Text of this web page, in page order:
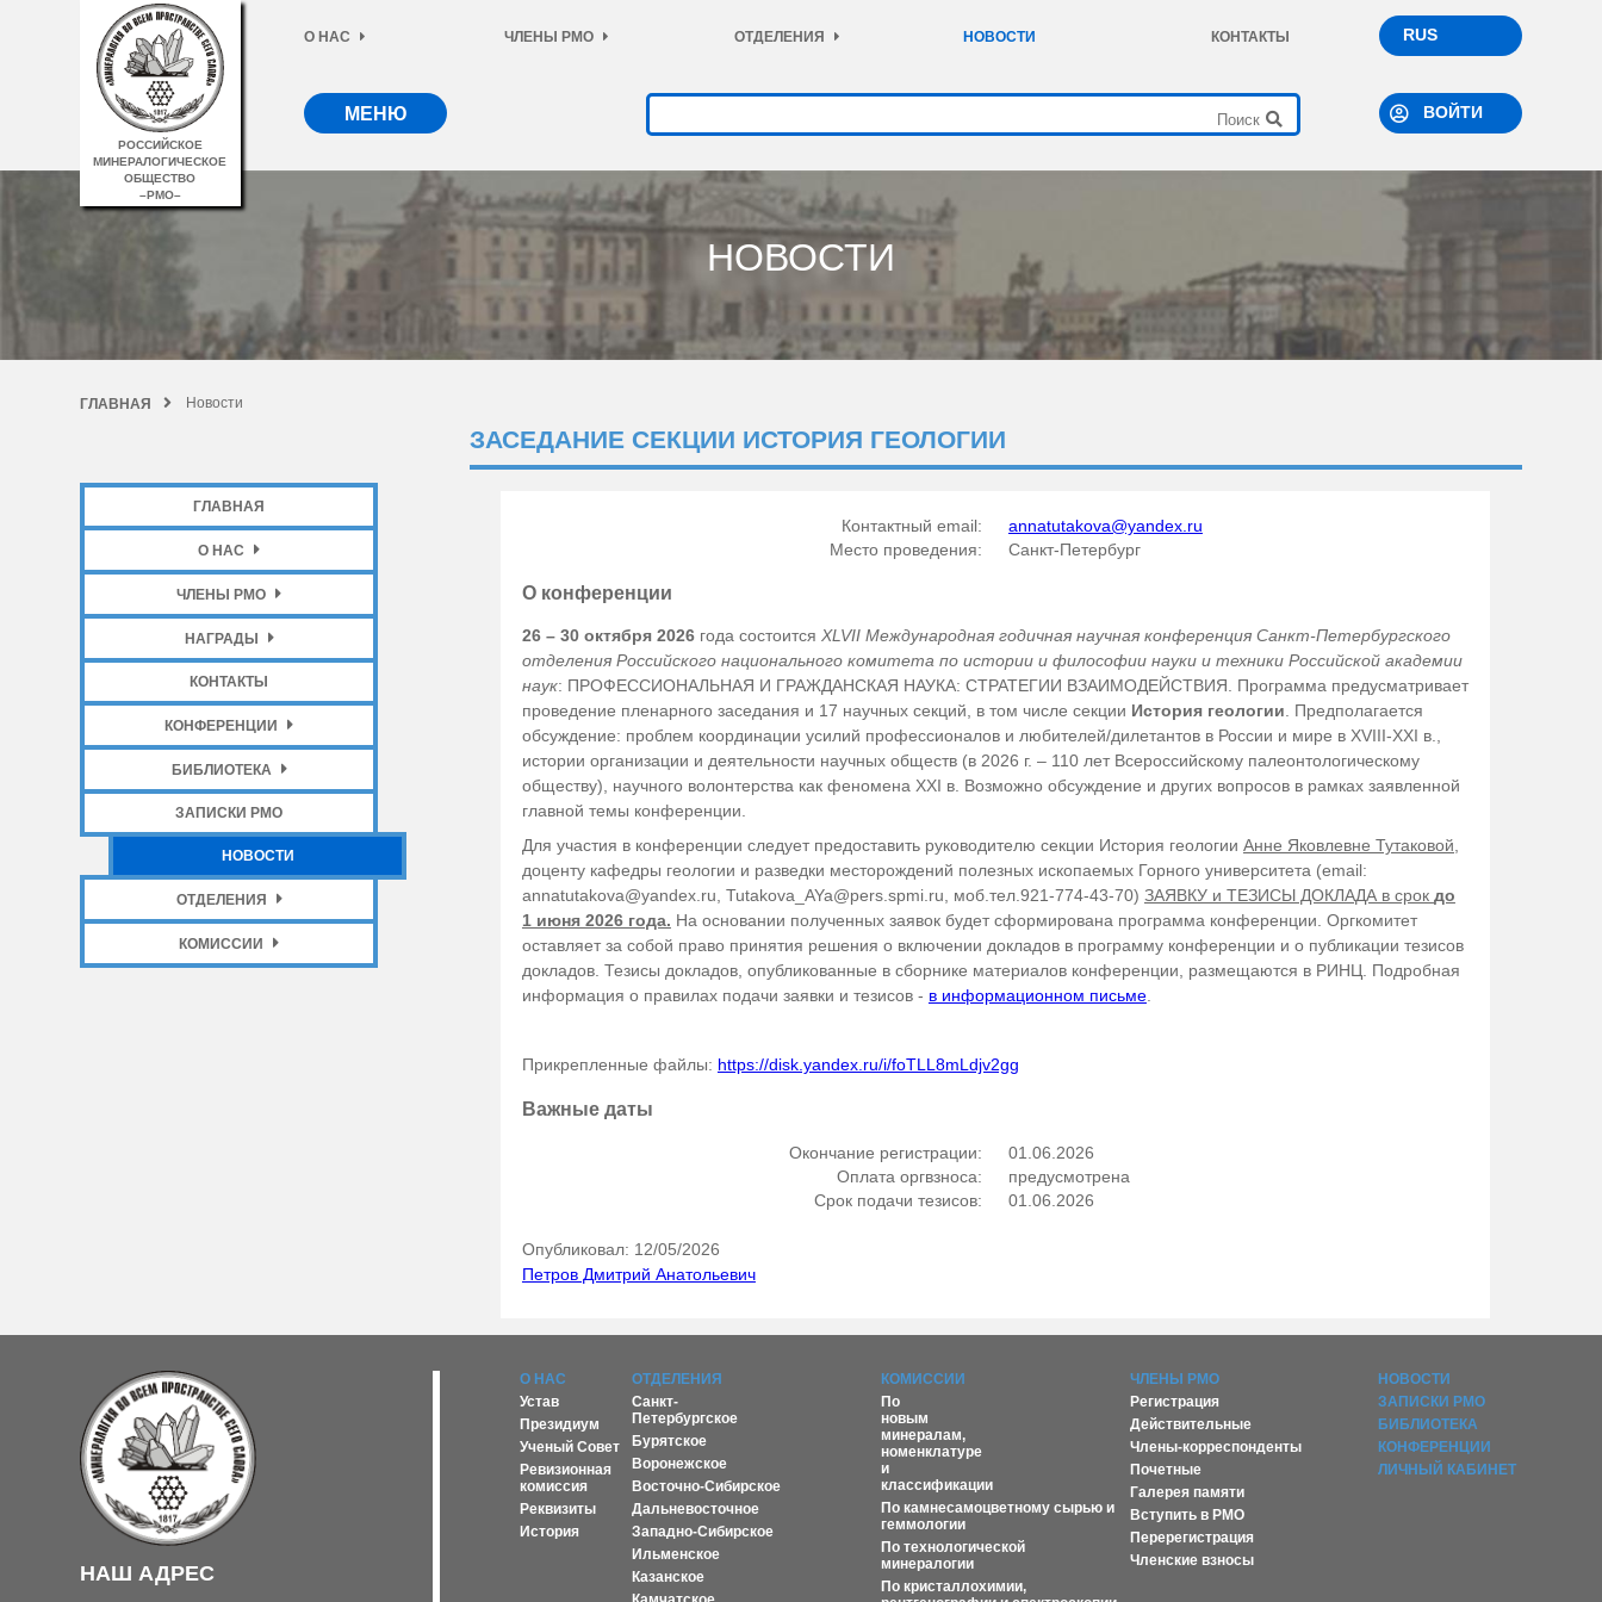
РОССИЙСКОЕ
МИНЕРАЛОГИЧЕСКОЕ
ОБЩЕСТВО
–РМО–
О НАС ЧЛЕНЫ РМО ОТДЕЛЕНИЯ НОВОСТИ КОНТАКТЫ RUS
МЕНЮ ВОЙТИ
НОВОСТИ
ГЛАВНАЯ Новости
ГЛАВНАЯ
О НАС
ЧЛЕНЫ РМО
НАГРАДЫ
КОНТАКТЫ
КОНФЕРЕНЦИИ
БИБЛИОТЕКА
ЗАПИСКИ РМО
НОВОСТИ
ОТДЕЛЕНИЯ
КОМИССИИ
ЗАСЕДАНИЕ СЕКЦИИ ИСТОРИЯ ГЕОЛОГИИ
Контактный email:
annatutakova@yandex.ru
Место проведения:
Санкт-Петербург
О конференции
26 – 30 октября 2026года состоится XLVII Международная годичная научная конференция Санкт-Петербургского
отделения Российского национального комитета по истории и философии науки и техники Российской академии
наук: ПРОФЕССИОНАЛЬНАЯ И ГРАЖДАНСКАЯ НАУКА: СТРАТЕГИИ ВЗАИМОДЕЙСТВИЯ. Программа предусматривает
проведение пленарного заседания и 17 научных секций, в том числе секции История геологии. Предполагается
обсуждение: проблем координации усилий профессионалов и любителей/дилетантов в России и мире в XVIII-XXI в.,
истории организации и деятельности научных обществ (в 2026 г. – 110 лет Всероссийскому палеонтологическому
обществу), научного волонтерства как феномена XXI в. Возможно обсуждение и других вопросов в рамках заявленной
главной темы конференции.
Для участия в конференции следует предоставить руководителю секции История геологии Анне Яковлевне Тутаковой,
доценту кафедры геологии и разведки месторождений полезных ископаемых Горного университета (email:
annatutakova@yandex.ru, Tutakova_AYa@pers.spmi.ru, моб.тел.921-774-43-70) ЗАЯВКУ и ТЕЗИСЫ ДОКЛАДА в срок до
1 июня 2026 года. На основании полученных заявок будет сформирована программа конференции. Оргкомитет
оставляет за собой право принятия решения о включении докладов в программу конференции и о публикации тезисов
докладов. Тезисы докладов, опубликованные в сборнике материалов конференции, размещаются в РИНЦ. Подробная
информация о правилах подачи заявки и тезисов - в информационном письме.
Прикрепленные файлы: https://disk.yandex.ru/i/foTLL8mLdjv2gg
Важные даты
Окончание регистрации:
01.06.2026
Оплата оргвзноса:
предусмотрена
Срок подачи тезисов:
01.06.2026
Опубликовал: 12/05/2026
Петров Дмитрий Анатольевич
НАШ АДРЕС
О НАС
Устав
Президиум
Ученый Совет
Ревизионная
комиссия
Реквизиты
История
ОТДЕЛЕНИЯ
Санкт-
Петербургское
Бурятское
Воронежское
Восточно-Сибирское
Дальневосточное
Западно-Сибирское
Ильменское
Казанское
КОМИССИИ
По
новым
минералам,
номенклатуре
и
классификации
По камнесамоцветному сырью и
геммологии
По технологической
минералогии
По кристаллохимии,
ЧЛЕНЫ РМО
Регистрация
Действительные
Члены-корреспонденты
Почетные
Галерея памяти
Вступить в РМО
Перерегистрация
Членские взносы
НОВОСТИ
ЗАПИСКИ РМО
БИБЛИОТЕКА
КОНФЕРЕНЦИИ
ЛИЧНЫЙ КАБИНЕТ